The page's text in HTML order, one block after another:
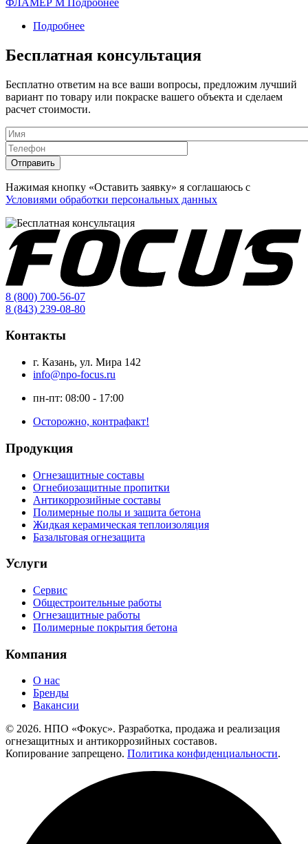
для
УФ
ФЛАМЕР М
Подробнее
Подробнее
краска
ФЛАМЕР
Бесплатная консультация
Бесплатно ответим на все ваши вопросы, предложим лучший
вариант по товару или покраске вашего объекта и сделаем
расчет стоимости.
Данные
Имя
Телефон
Отправить
Нажимая кнопку «Оставить заявку» я соглашаюсь с
Условиями обработки персональных данных
8 (800) 700-56-07
8 (843) 239-08-80
Контакты
г. Казань, ул. Мира 142
info@npo-focus.ru
пн-пт: 08:00 - 17:00
Осторожно, контрафакт!
Продукция
Огнезащитные составы
Огнебиозащитные пропитки
Антикоррозийные составы
Полимерные полы и защита бетона
Жидкая керамическая теплоизоляция
Базальтовая огнезащита
Услуги
Сервис
Общестроительные работы
Огнезащитные работы
Полимерные покрытия бетона
Компания
О нас
Бренды
Вакансии
© 2026. НПО «Фокус». Разработка, продажа и реализация
огнезащитных и антикоррозийных составов.
Копирование запрещено. Политика конфиденциальности.